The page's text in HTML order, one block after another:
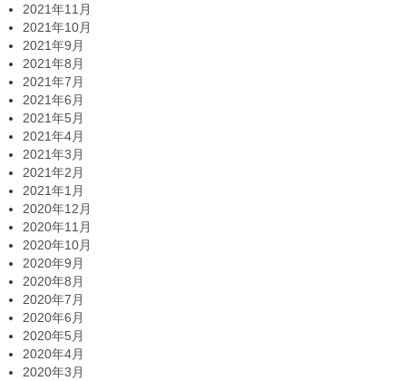
2021年11月
2021年10月
2021年9月
2021年8月
2021年7月
2021年6月
2021年5月
2021年4月
2021年3月
2021年2月
2021年1月
2020年12月
2020年11月
2020年10月
2020年9月
2020年8月
2020年7月
2020年6月
2020年5月
2020年4月
2020年3月